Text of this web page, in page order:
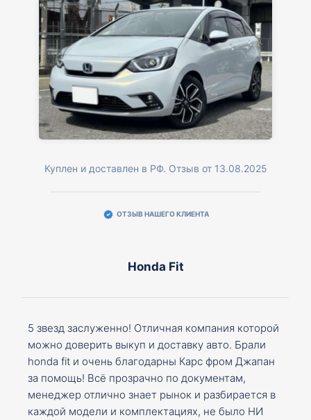
Куплен и доставлен в РФ. Отзыв от 13.08.2025
ОТЗЫВ НАШЕГО КЛИЕНТА
Honda Fit
5 звезд заслуженно! Отличная компания которой
можно доверить выкуп и доставку авто. Брали
honda fit и очень благодарны Карс фром Джапан
за помощь! Всё прозрачно по документам,
менеджер отлично знает рынок и разбирается в
каждой модели и комплектациях, не было НИ